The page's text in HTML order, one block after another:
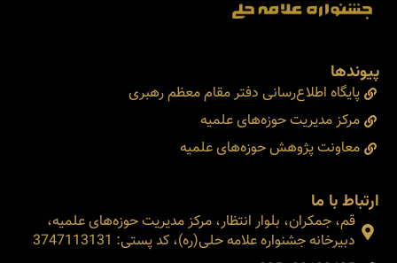
پیوندها
پایگاه اطلاع‌رسانی دفتر مقام معظم رهبری
مرکز مدیریت حوزه‌های علمیه
معاونت پژوهش حوزه‌های علمیه
ارتباط با ما
قم، جمکران، بلوار انتظار، مرکز مدیریت حوزه‌های علمیه،
دبیرخانه جشنواره علامه حلی(ره)، کد پستی: 3747113131